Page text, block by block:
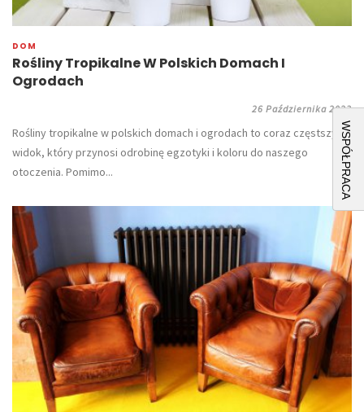
DOM
Rośliny Tropikalne W Polskich Domach I
Ogrodach
26 Października 2023
Rośliny tropikalne w polskich domach i ogrodach to coraz częstszy
widok, który przynosi odrobinę egzotyki i koloru do naszego
otoczenia. Pomimo...
WSPÓŁPRACA